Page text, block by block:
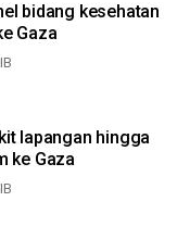
bidang kesehatan
Gaza
lapangan hingga
ke Gaza